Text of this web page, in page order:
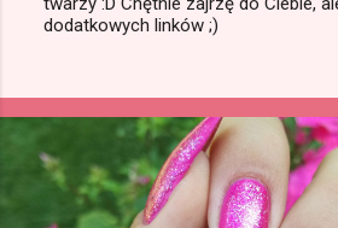
z
e
i
j
k
o
m
n
dodatkowych linków ;)